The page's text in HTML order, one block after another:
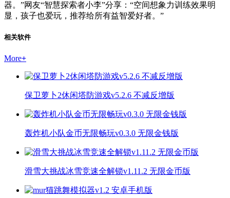
器。”网友“智慧探索者小李”分享：“空间想象力训练效果明
显，孩子也爱玩，推荐给所有益智爱好者。”
相关软件
More+
保卫萝卜2休闲塔防游戏v5.2.6 不减反增版
轰炸机小队金币无限畅玩v0.3.0 无限金钱版
滑雪大挑战冰雪竞速全解锁v1.11.2 无限金币版